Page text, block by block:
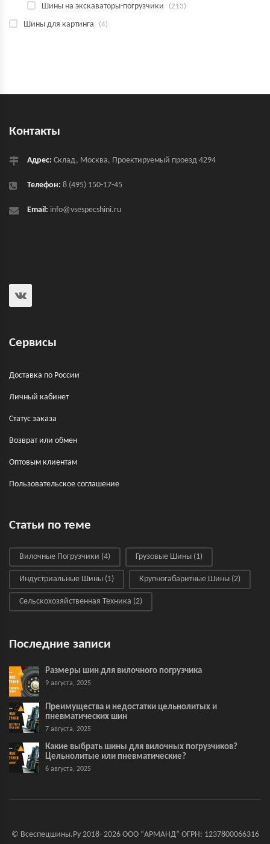
Шины на экскаваторы-погрузчики (213)
Шины для картинга (4)
Контакты
Адрес: Склад, Москва, Проектируемый проезд 4294
Телефон: 8 (495) 150-17-45
Email: info@vsespecshini.ru
Сервисы
Доставка по России
Личный кабинет
Статус заказа
Возврат или обмен
Оптовым клиентам
Пользовательское соглашение
Статьи по теме
Вилочные Погрузчики (4) Грузовые Шины (1)
Индустриальные Шины (1) Крупногабаритные Шины (2)
Сельскохозяйственная Техника (2)
Последние записи
Размеры шин для вилочного погрузчика
9 августа, 2025
Преимущества и недостатки цельнолитых и
пневматических шин
7 августа, 2025
Какие выбрать шины для вилочных погрузчиков?
Цельнолитые или пневматические?
6 августа, 2025
© Всеспецшины.Ру 2018- 2026 ООО “АРМАНД” ОГРН: 1237800066316